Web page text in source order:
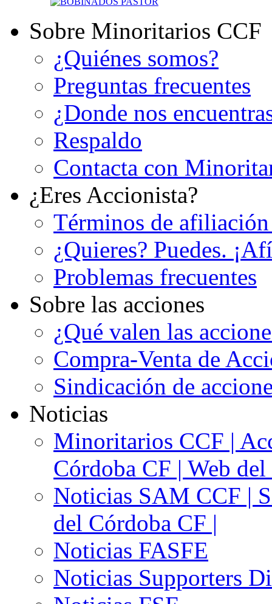
Sobre Minoritarios CCF
¿Quiénes somos?
Preguntas frecuentes
¿Donde nos
Respaldo
Contacta con
¿Eres Accionista?
Términos de
¿Quieres? Puedes.
Problemas frecuentes
Sobre las acciones
¿Qué valen las
Compra-Venta de
Sindicación de
Noticias
Minoritarios CCF |
Córdoba CF | Web
Noticias SAM CCF |
del Córdoba CF |
Noticias FASFE
Noticias Supporters